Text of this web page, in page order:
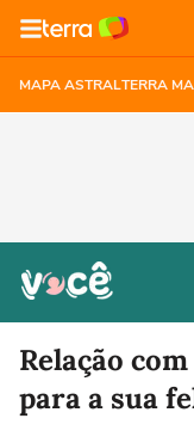
MAPA ASTRALTERRA
Relação
para a sua